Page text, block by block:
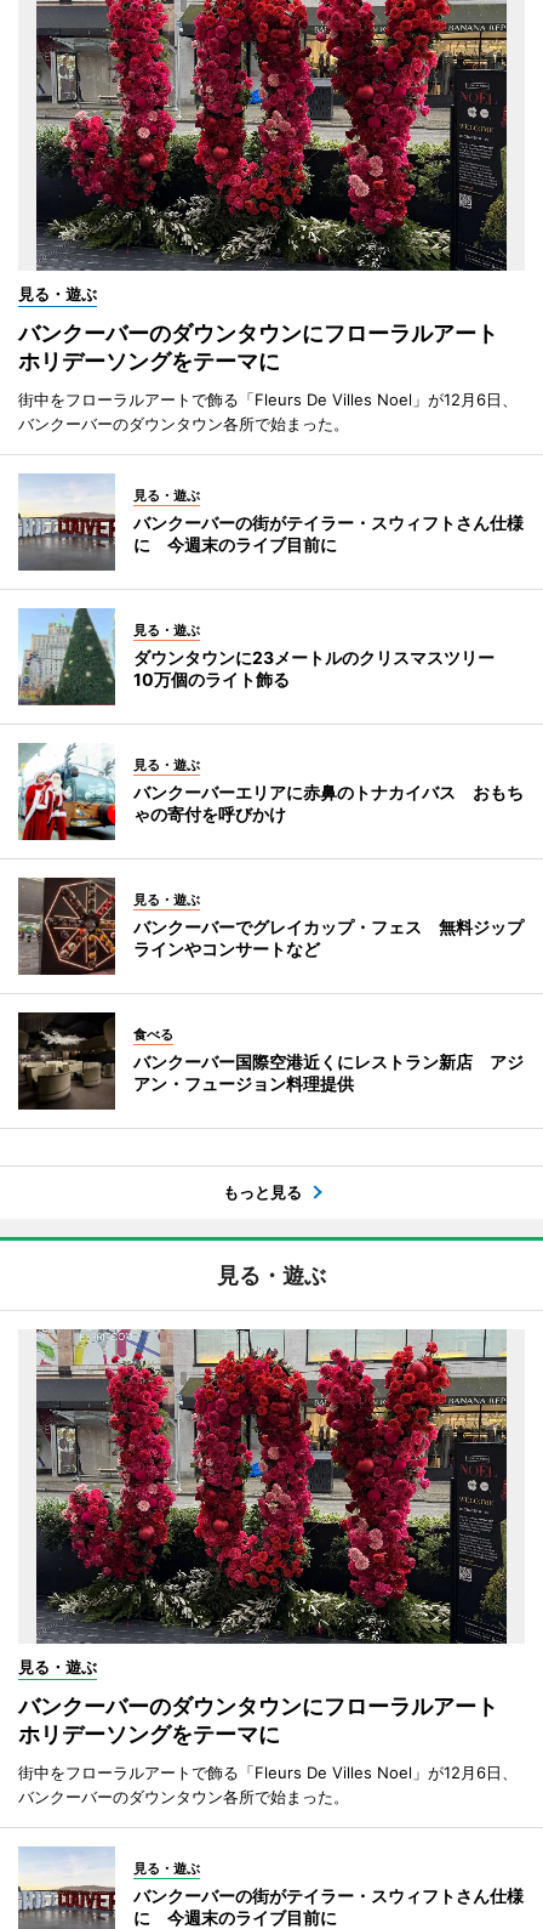
見る・遊ぶ
バンクーバーのダウンタウンにフローラルアート
ホリデーソングをテーマに
街中をフローラルアートで飾る「Fleurs De Villes Noel」が12月6日、
バンクーバーのダウンタウン各所で始まった。
見る・遊ぶ
バンクーバーの街がテイラー・スウィフトさん仕様
に 今週末のライブ目前に
見る・遊ぶ
ダウンタウンに23メートルのクリスマスツリー
10万個のライト飾る
見る・遊ぶ
バンクーバーエリアに赤鼻のトナカイバス おもち
ゃの寄付を呼びかけ
見る・遊ぶ
バンクーバーでグレイカップ・フェス 無料ジップ
ラインやコンサートなど
食べる
バンクーバー国際空港近くにレストラン新店 アジ
アン・フュージョン料理提供
もっと見る
見る・遊ぶ
見る・遊ぶ
バンクーバーのダウンタウンにフローラルアート
ホリデーソングをテーマに
街中をフローラルアートで飾る「Fleurs De Villes Noel」が12月6日、
バンクーバーのダウンタウン各所で始まった。
見る・遊ぶ
バンクーバーの街がテイラー・スウィフトさん仕様
に 今週末のライブ目前に